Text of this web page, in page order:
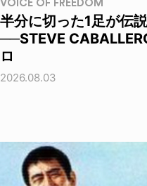
VOICE OF FREEDOM
半分に切った1足が伝
──STEVE
ロ
2026.08.03